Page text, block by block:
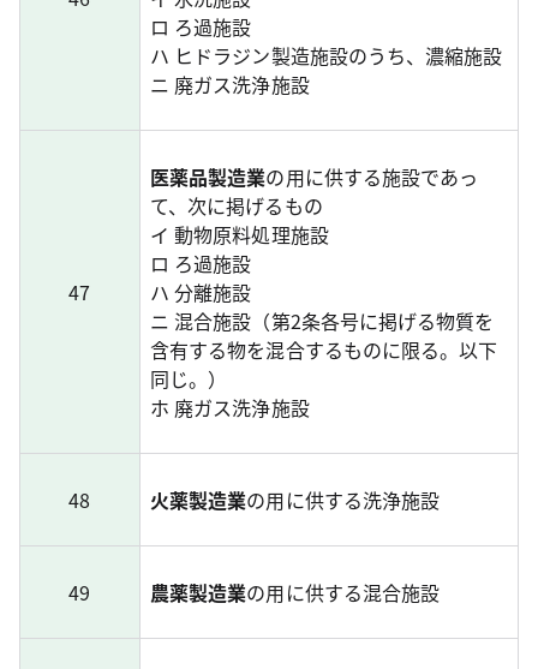
ロ ろ過施設
ハ ヒドラジン製造施設のうち、濃縮施設
ニ 廃ガス洗浄施設
47
医薬品製造業の用に供する施設であっ
て、次に掲げるもの
イ 動物原料処理施設
ロ ろ過施設
ハ 分離施設
ニ 混合施設（第2条各号に掲げる物質を
含有する物を混合するものに限る。以下
同じ。）
ホ 廃ガス洗浄施設
48 火薬製造業の用に供する洗浄施設
49 農薬製造業の用に供する混合施設